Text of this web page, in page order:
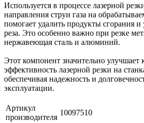
Используется в процессе лазерной
направления струи газа на
помогает удалить продукты сгорания и
реза. Это особенно важно при резке
нержавеющая сталь и алюминий.
Этот компонент значительно улучшает
эффективность лазерной резки на
обеспечивая надежность и
эксплуатации.
Артикул
производителя
10097510